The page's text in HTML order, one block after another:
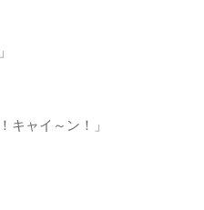
キャイ～ン！」